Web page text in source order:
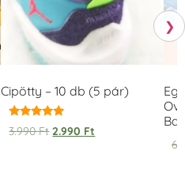
Cipötty – 10 db (5 pár)
Értékelés:
5.00
3.990Ft 2.990 Ft
❯